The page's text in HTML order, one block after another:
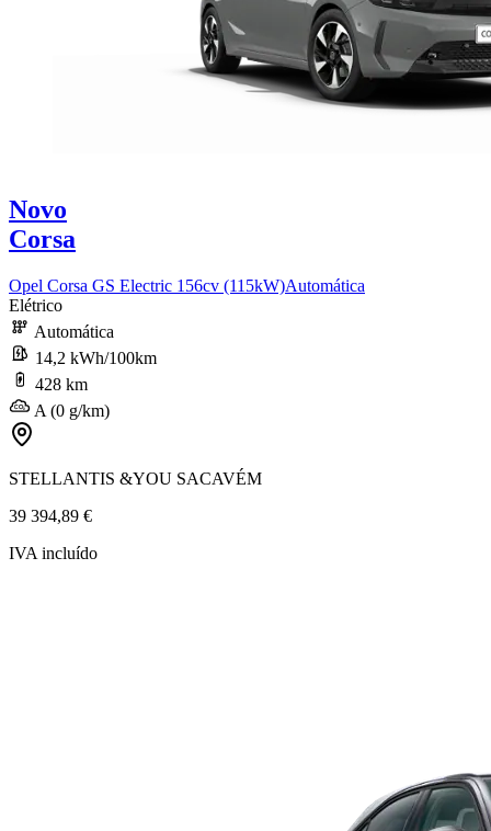
Novo
Corsa
Opel Corsa GS Electric 156cv (115kW)Automática
Elétrico
Automática
14,2 kWh/100km
428 km
A (0 g/km)
STELLANTIS &YOU SACAVÉM
39 394,89 €
IVA incluído